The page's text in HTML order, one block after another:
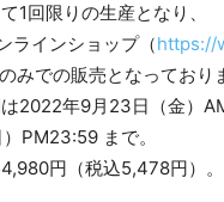
1回限りの生産となり、
ラインショップ（https://
みでの販売となっており
2022年9月23日（金）
PM23:59 まで。
円（税込5,478円）。